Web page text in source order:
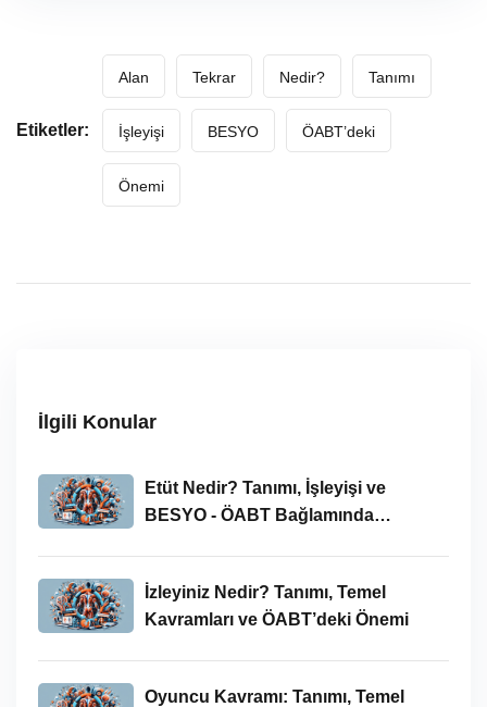
Etiketler:
Alan Tekrar Nedir? Tanımı
İşleyişi BESYO ÖABT’deki
Önemi
İlgili Konular
Etüt Nedir? Tanımı, İşleyişi ve
BESYO - ÖABT Bağlamında
İzleyiniz Nedir? Tanımı, Temel
Kavramları ve ÖABT’deki Önemi
Oyuncu Kavramı: Tanımı, Temel